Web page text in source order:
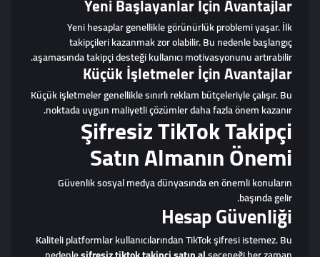
Yeni Başlayanlar İçin Avantajlar
Yeni hesaplar genellikle görünürlük problemi yaşar. İlk
takipçileri kazanmak zor olabilir. Bu nedenle başlangıç
aşamasında takipçi desteği kullanıcı motivasyonunu artırabilir.
Küçük İşletmeler İçin Avantajlar
Küçük işletmeler genellikle sınırlı reklam bütçeleriyle çalışır. Bu
noktada uygun maliyetli çözümler daha fazla önem kazanır.
Şifresiz TikTok Takipçi
Satın Almanın Önemi
Güvenlik sosyal medya dünyasında en önemli konuların
başında gelir.
Hesap Güvenliği
Kaliteli platformlar kullanıcılarından TikTok şifresi istemez. Bu